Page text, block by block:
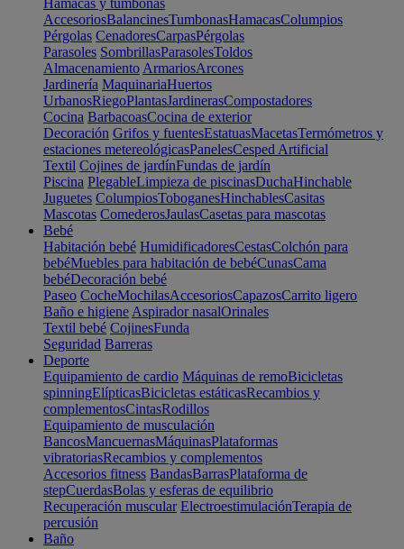
Hamacas y tumbonas
AccesoriosBalancinesTumbonasHamacasColumpios
Pérgolas CenadoresCarpasPérgolas
Parasoles SombrillasParasolesToldos
Almacenamiento ArmariosArcones
Jardinería MaquinariaHuertos
UrbanosRiegoPlantasJardinerasCompostadores
Cocina BarbacoasCocina de exterior
Decoración Grifos y fuentesEstatuasMacetasTermómetros y
estaciones metereológicasPanelesCesped Artificial
Textil Cojines de jardínFundas de jardín
Piscina PlegableLimpieza de piscinasDuchaHinchable
Juguetes ColumpiosToboganesHinchablesCasitas
Mascotas ComederosJaulasCasetas para mascotas
Bebé
Habitación bebé HumidificadoresCestasColchón para
bebéMuebles para habitación de bebéCunasCama
bebéDecoración bebé
Paseo CocheMochilasAccesoriosCapazosCarrito ligero
Baño e higiene Aspirador nasalOrinales
Textil bebé CojinesFunda
Seguridad Barreras
Deporte
Equipamiento de cardio Máquinas de remoBicicletas
spinningElípticasBicicletas estáticasRecambios y
complementosCintasRodillos
Equipamiento de musculación
BancosMancuernasMáquinasPlataformas
vibratoriasRecambios y complementos
Accesorios fitness BandasBarrasPlataforma de
stepCuerdasBolas y esferas de equilibrio
Recuperación muscular ElectroestimulaciónTerapia de
percusión
Baño